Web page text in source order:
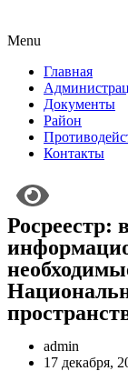
Menu
Главная
Документы
Район
Контакты
Росреестр:
admin
17 декабря,